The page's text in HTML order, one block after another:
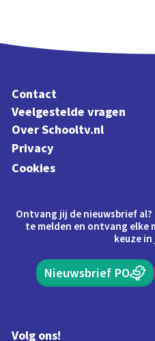
Contact
Veelgestelde vragen
Over Schooltv.nl
Privacy
Cookies
Ontvang jij de nieuwsbrief
te melden en ontvang elke
keuze
Nieuwsbrief PO
Volg ons!